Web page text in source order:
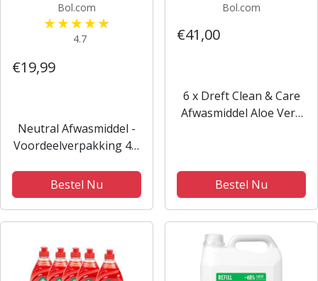
Bol.com
4.7
€19,99
Neutral Afwasmiddel -
Voordeelverpakking 4 x
Bestel Nu
Bol.com
€41,00
6 x Dreft Clean & Care
Afwasmiddel Aloe Vera
Bestel Nu